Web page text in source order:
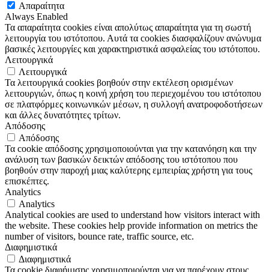
Απαραίτητα
Always Enabled
Τα απαραίτητα cookies είναι απολύτως απαραίτητα για τη σωστή
λειτουργία του ιστότοπου. Αυτά τα cookies διασφαλίζουν ανώνυμα
βασικές λειτουργίες και χαρακτηριστικά ασφαλείας του ιστότοπου.
Λειτουργικά
Λειτουργικά
Τα λειτουργικά cookies βοηθούν στην εκτέλεση ορισμένων
λειτουργιών, όπως η κοινή χρήση του περιεχομένου του ιστότοπου
σε πλατφόρμες κοινωνικών μέσων, η συλλογή ανατροφοδοτήσεων
και άλλες δυνατότητες τρίτων.
Απόδοσης
Απόδοσης
Τα cookie απόδοσης χρησιμοποιούνται για την κατανόηση και την
ανάλυση των βασικών δεικτών απόδοσης του ιστότοπου που
βοηθούν στην παροχή μιας καλύτερης εμπειρίας χρήστη για τους
επισκέπτες.
Analytics
Analytics
Analytical cookies are used to understand how visitors interact with
the website. These cookies help provide information on metrics the
number of visitors, bounce rate, traffic source, etc.
Διαφημιστικά
Διαφημιστικά
Τα cookie διαφήμισης χρησιμοποιούνται για να παρέχουν στους